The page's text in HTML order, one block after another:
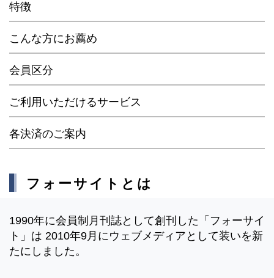
特徴
こんな方にお薦め
会員区分
ご利用いただけるサービス
各決済のご案内
フォーサイトとは
1990年に会員制月刊誌として創刊した「フォーサイ
ト」は 2010年9月にウェブメディアとして装いを新
たにしました。